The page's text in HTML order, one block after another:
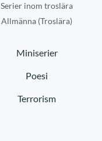
Serier inom troslära
Allmänna (Troslära)
Miniserier
Poesi
Terrorism